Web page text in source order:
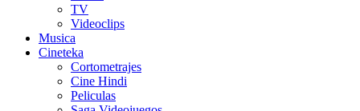
TV
Videoclips
Musica
Cineteka
Cortometrajes
Cine Hindi
Peliculas